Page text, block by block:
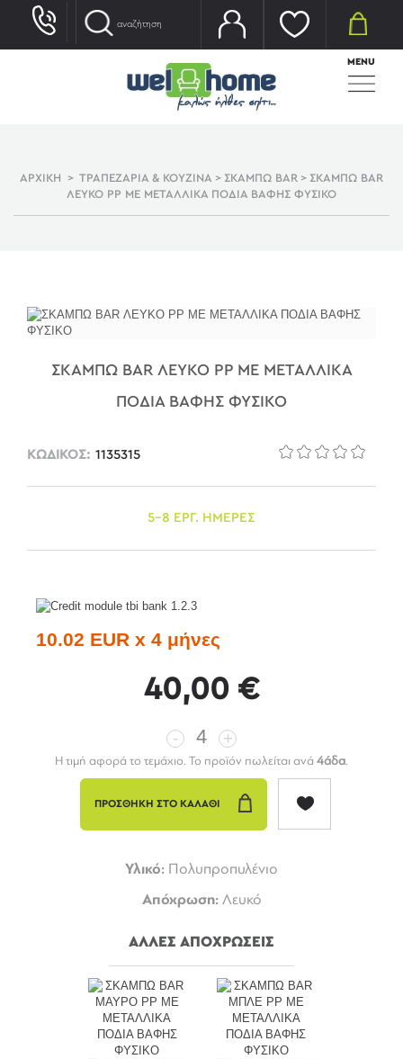
MENU
ΑΡΧΙΚΗ > ΤΡΑΠΕΖΑΡΙΑ & ΚΟΥΖΙΝΑ > ΣΚΑΜΠΩ BAR > ΣΚΑΜΠΩ BAR
ΛΕΥΚΟ PP ΜΕ ΜΕΤΑΛΛΙΚΑ ΠΟΔΙΑ ΒΑΦΗΣ ΦΥΣΙΚΟ
ΣΚΑΜΠΩ BAR ΛΕΥΚΟ PP ΜΕ ΜΕΤΑΛΛΙΚΑ
ΠΟΔΙΑ ΒΑΦΗΣ ΦΥΣΙΚΟ
ΚΩΔΙΚΟΣ: 1135315
5-8 ΕΡΓ. ΗΜΕΡΕΣ
10.02 EUR x 4 μήνες
40,00 €
- +
Η τιμή αφορά το τεμάχιο. Το προϊόν πωλείται ανά 4άδα.
ΠΡΟΣΘΗΚΗ ΣΤΟ ΚΑΛΑΘΙ
Υλικό: Πολυπροπυλένιο
Απόχρωση: Λευκό
ΑΛΛΕΣ ΑΠΟΧΡΩΣΕΙΣ